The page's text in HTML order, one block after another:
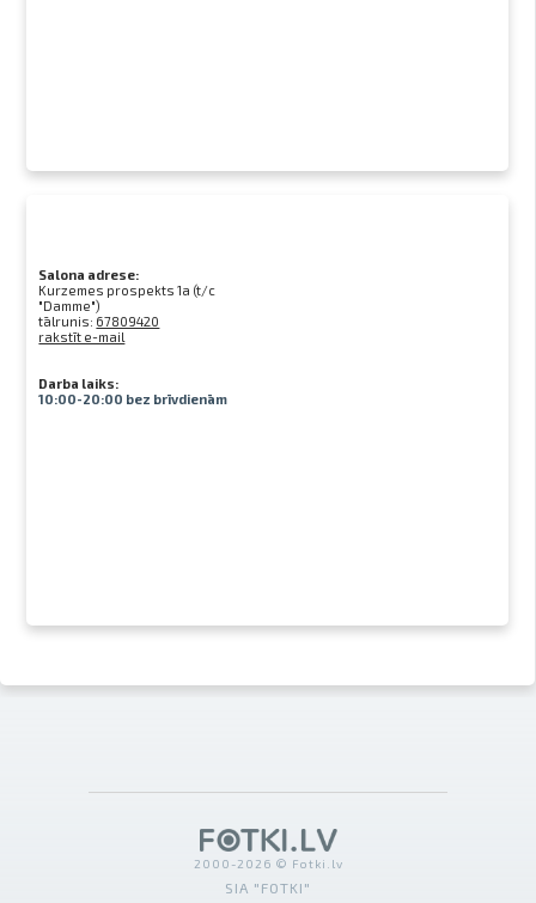
Salona adrese:
Kurzemes prospekts 1a (t/c
"Damme")
tālrunis: 67809420
rakstīt e-mail
Darba laiks:
10:00-20:00 bez brīvdienām
2000-2026 © Fotki.lv
SIA "FOTKI"